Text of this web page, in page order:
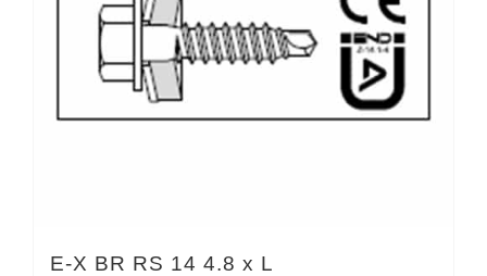
E-X BR RS 14 4.8 x L